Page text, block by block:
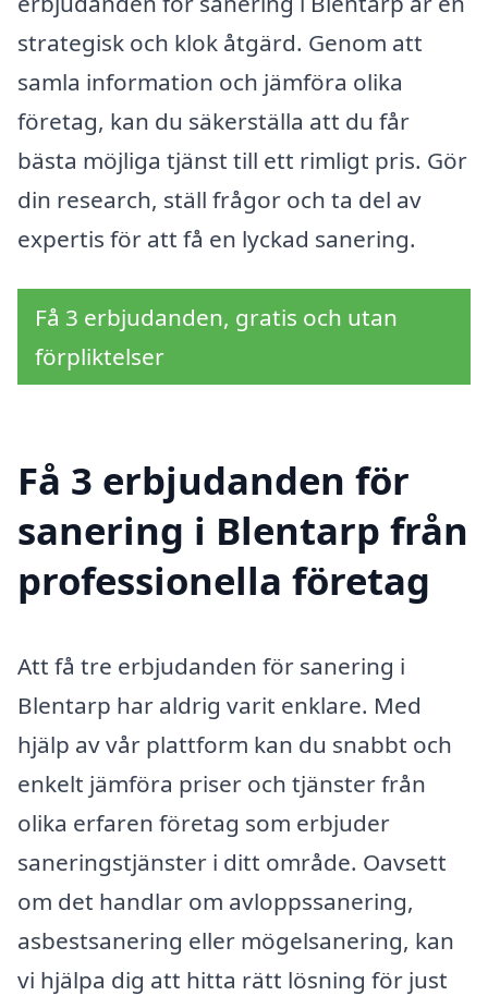
strategisk och klok åtgärd. Genom att
samla information och jämföra olika
företag, kan du säkerställa att du får
bästa möjliga tjänst till ett rimligt pris. Gör
din research, ställ frågor och ta del av
expertis för att få en lyckad sanering.
Få 3 erbjudanden, gratis och utan
förpliktelser
Få 3 erbjudanden för
sanering i Blentarp från
professionella företag
Att få tre erbjudanden för sanering i
Blentarp har aldrig varit enklare. Med
hjälp av vår plattform kan du snabbt och
enkelt jämföra priser och tjänster från
olika erfaren företag som erbjuder
saneringstjänster i ditt område. Oavsett
om det handlar om avloppssanering,
asbestsanering eller mögelsanering, kan
vi hjälpa dig att hitta rätt lösning för just